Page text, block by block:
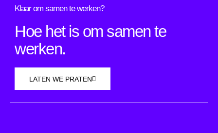
Klaar om samen te werken?
Hoe het is om samen te
werken.
LATEN WE PRATEN